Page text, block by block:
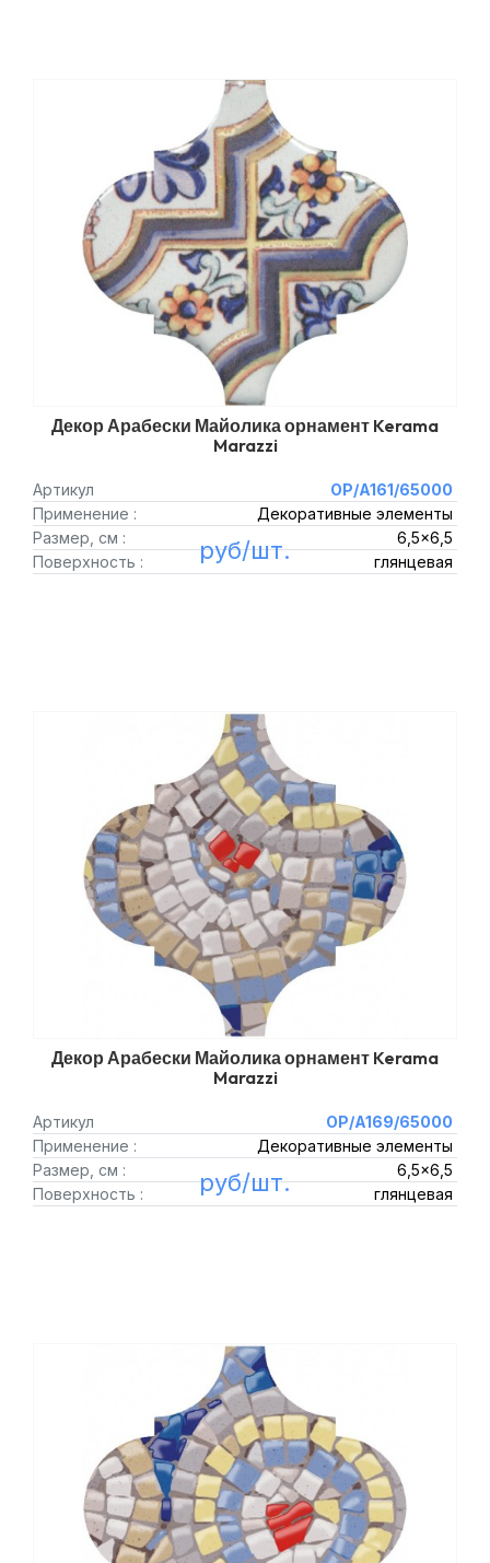
Декор Арабески Майолика орнамент Kerama
Marazzi
Артикул
OP/A161/65000
Применение :
Декоративные элементы
Размер, см :
6,5x6,5
Поверхность :
глянцевая
руб/шт.
Декор Арабески Майолика орнамент Kerama
Marazzi
Артикул
OP/A169/65000
Применение :
Декоративные элементы
Размер, см :
6,5x6,5
Поверхность :
глянцевая
руб/шт.